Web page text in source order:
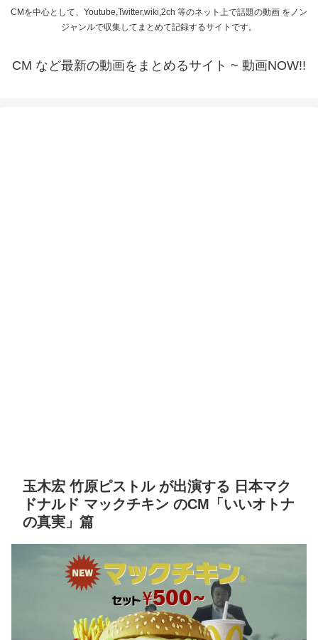
CMを中心として、Youtube,Twitter,wiki,2ch 等のネット上で話題の動画 をノン
ジャンルで収集してまとめて記録するサイトです。
CM など最新の動画をまとめるサイト ~ 動画NOW!!
玉木宏 竹原ピストル が出演する 日本マク
ドナルド マックチキン のCM「いいオトナ
の真実」篇